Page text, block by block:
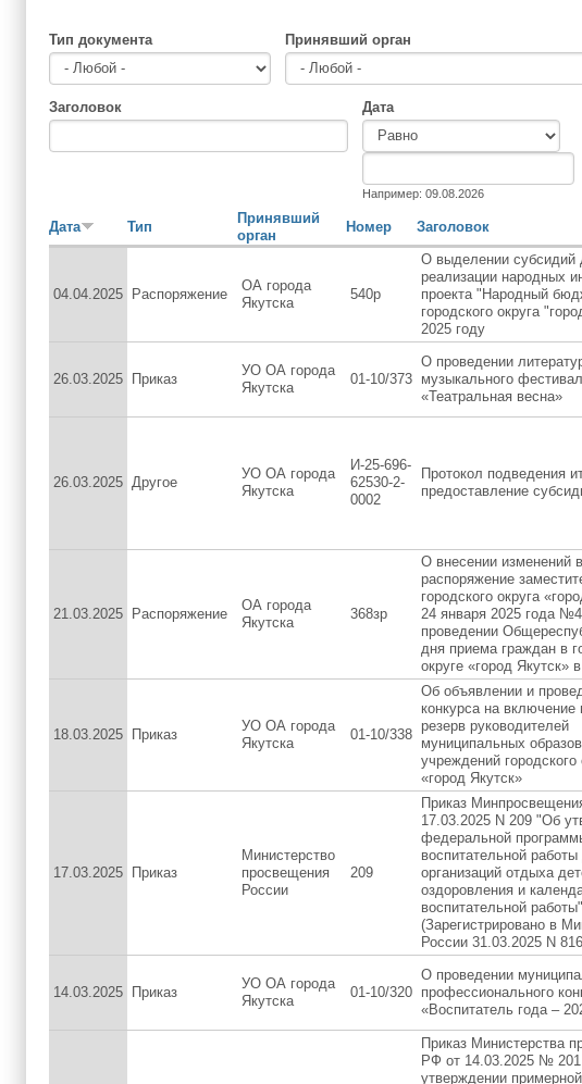
Тип документа Принявший орган
Заголовок Дата
Например: 09.08.2026
Дата Тип
Принявший
орган
Номер Заголовок
04.04.2025 Распоряжение
ОА города
Якутска
540р
О выделении субсидий
реализации народных
проекта "Народный
городского округа
2025 году
26.03.2025 Приказ
УО ОА города
Якутска
01-10/373
О проведении
музыкального
«Театральная весна»
26.03.2025 Другое
УО ОА города
Якутска
И-25-696-
62530-2-
0002
Протокол подведения
предоставление
21.03.2025 Распоряжение
ОА города
Якутска
368зр
О внесении изменений в
распоряжение
городского округа
24 января 2025 года
проведении
дня приема граждан в
округе «город Якутск»
18.03.2025 Приказ
УО ОА города
Якутска
01-10/338
Об объявлении и
конкурса на включение
резерв руководителей
муниципальных
учреждений городского
«город Якутск»
17.03.2025 Приказ
Министерство
просвещения
России
209
Приказ
17.03.2025 N 209 "Об
федеральной
воспитательной
организаций отдыха
оздоровления и
воспитательной работы"
(Зарегистрировано в
России 31.03.2025 N
14.03.2025 Приказ
УО ОА города
Якутска
01-10/320
О проведении
профессионального
«Воспитатель года –
Приказ Министерства
РФ от 14.03.2025 №
утверждении